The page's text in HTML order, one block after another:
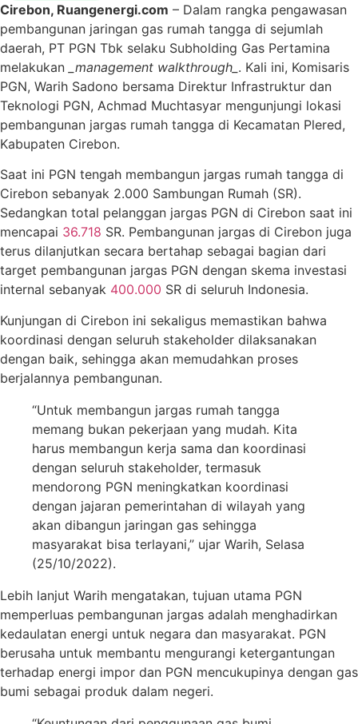
Cirebon, Ruangenergi.com – Dalam rangka pengawasan
pembangunan jaringan gas rumah tangga di sejumlah
daerah, PT PGN Tbk selaku Subholding Gas Pertamina
melakukan
_management walkthrough_ . Kali ini, Komisaris
PGN, Warih Sadono bersama Direktur Infrastruktur dan
Teknologi PGN, Achmad Muchtasyar mengunjungi lokasi
pembangunan jargas rumah tangga di Kecamatan Plered,
Kabupaten Cirebon.
Saat ini PGN tengah membangun jargas rumah tangga di
Cirebon sebanyak 2.000 Sambungan Rumah (SR).
Sedangkan total pelanggan jargas PGN di Cirebon saat ini
mencapai 36.718 SR. Pembangunan jargas di Cirebon juga
terus dilanjutkan secara bertahap sebagai bagian dari
target pembangunan jargas PGN dengan skema investasi
internal sebanyak 400.000 SR di seluruh Indonesia.
Kunjungan di Cirebon ini sekaligus memastikan bahwa
koordinasi dengan seluruh stakeholder dilaksanakan
dengan baik, sehingga akan memudahkan proses
berjalannya pembangunan.
“Untuk membangun jargas rumah tangga
memang bukan pekerjaan yang mudah. Kita
harus membangun kerja sama dan koordinasi
dengan seluruh stakeholder, termasuk
mendorong PGN meningkatkan koordinasi
dengan jajaran pemerintahan di wilayah yang
akan dibangun jaringan gas sehingga
masyarakat bisa terlayani,” ujar Warih, Selasa
(25/10/2022).
Lebih lanjut Warih mengatakan, tujuan utama PGN
memperluas pembangunan jargas adalah menghadirkan
kedaulatan energi untuk negara dan masyarakat. PGN
berusaha untuk membantu mengurangi ketergantungan
terhadap energi impor dan PGN mencukupinya dengan gas
bumi sebagai produk dalam negeri.